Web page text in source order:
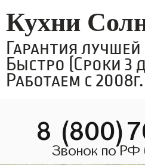
Кухни
Гарантия
Быстро (Сроки 3
Работаем с 2008г.
8
Звонок по РФ